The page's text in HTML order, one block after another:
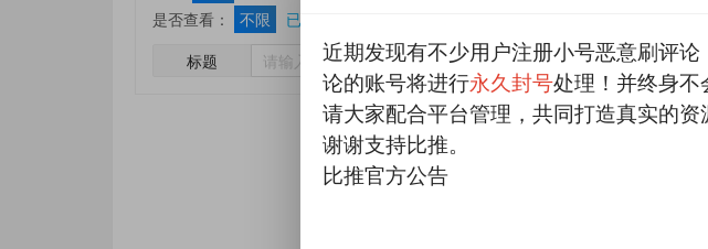
是否查看：
不限 已查看帖
标题
 发表帖子
近期发现有不少用户注册小号恶意刷评
论的账号将进行永久封号处理！并终身不
请大家配合平台管理，共同打造真实的资
谢谢支持比推。
比推官方公告